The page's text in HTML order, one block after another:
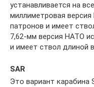
устанавливается на
миллиметровая
патронов и имеет
7,62-мм версия НАТО
и имеет ствол длиной
SAR
Это вариант карабина